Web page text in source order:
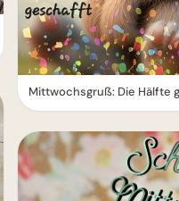
Mittwochsgruß: Die Hälfte